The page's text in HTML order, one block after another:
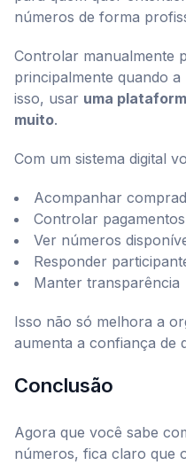
números de forma
Controlar manualmente
principalmente quando
isso, usar uma
muito.
Com um sistema digital
Acompanhar
Controlar pagamentos
Ver números
Responder
Manter transparência
Isso não só melhora a
aumenta a confiança de
Conclusão
Agora que você sabe
números, fica claro que